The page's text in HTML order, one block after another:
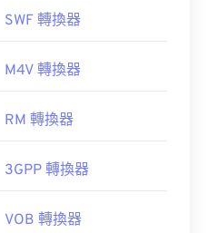
SWF 轉換器
M4V 轉換器
RM 轉換器
3GPP 轉換器
VOB 轉換器